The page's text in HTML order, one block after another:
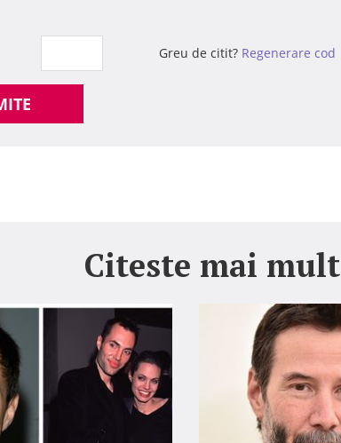
Greu de citit? Regenerare cod
Citeste mai mult